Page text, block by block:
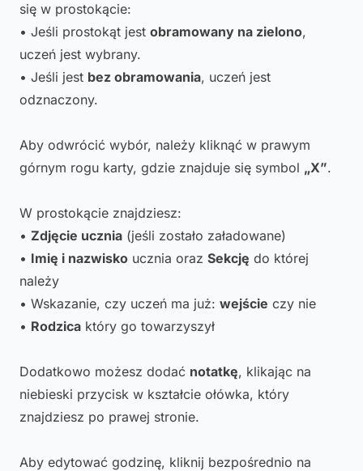
się w prostokącie:
• Jeśli prostokąt jest obramowany na zielono,
uczeń jest wybrany.
• Jeśli jest bez obramowania, uczeń jest
odznaczony.
Aby odwrócić wybór, należy kliknąć w prawym
górnym rogu karty, gdzie znajduje się symbol „X”.
W prostokącie znajdziesz:
• Zdjęcie ucznia (jeśli zostało załadowane)
• Imię i nazwisko ucznia oraz Sekcję do której
należy
• Wskazanie, czy uczeń ma już: wejście czy nie
• Rodzica który go towarzyszył
Dodatkowo możesz dodać notatkę, klikając na
niebieski przycisk w kształcie ołówka, który
znajdziesz po prawej stronie.
Aby edytować godzinę, kliknij bezpośrednio na